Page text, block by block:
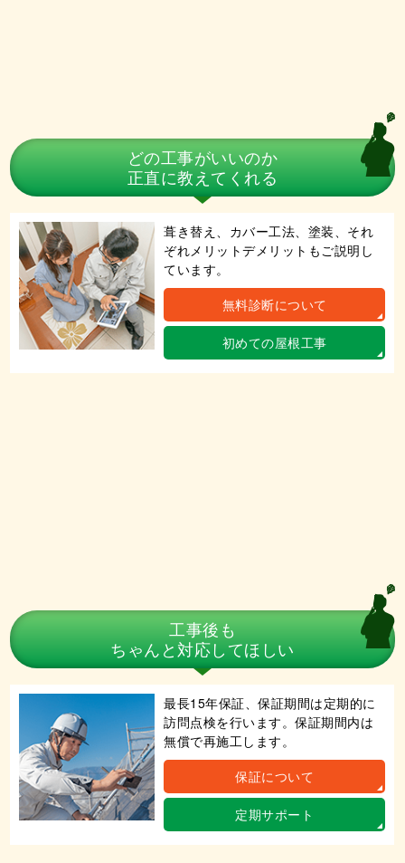
どの工事がいいのか
正直に教えてくれる
葺き替え、カバー工法、塗装、それ
ぞれメリットデメリットもご説明し
ています。
無料診断について
初めての屋根工事
工事後も
ちゃんと対応してほしい
最長15年保証、保証期間は定期的に
訪問点検を行います。保証期間内は
無償で再施工します。
保証について
定期サポート